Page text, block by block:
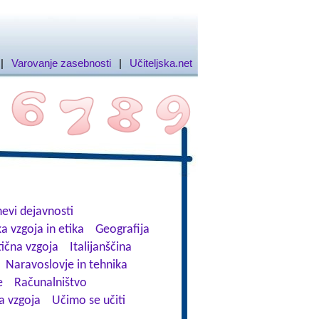
Varovanje zasebnosti | Učiteljska.net
dejavnosti
vzgoja in etika
Geografija
vzgoja
Italijanščina
Naravoslovje in tehnika
Računalništvo
vzgoja
Učimo se učiti